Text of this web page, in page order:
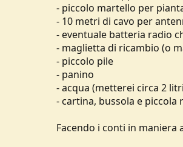
- piccolo martello per
- 10 metri di cavo per
- eventuale batteria radio
- maglietta di ricambio (o
- piccolo pile
- panino
- acqua (metterei circa 2
- cartina, bussola e
Facendo i conti in maniera